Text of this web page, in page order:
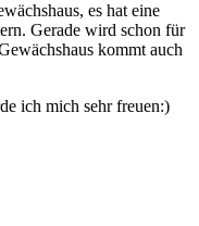
es hat eine
Gerade wird schon für
kommt auch
ich mich sehr freuen:)